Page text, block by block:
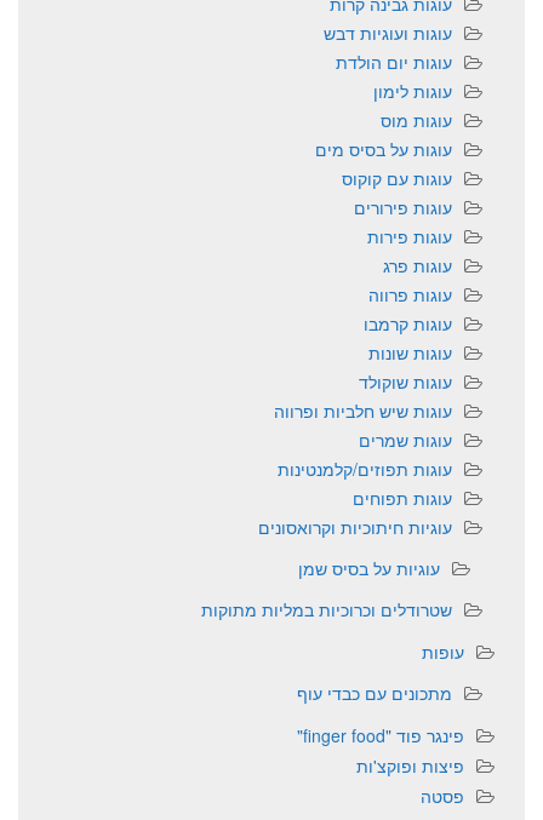
עוגות ועוגיות דבש
עוגות יום הולדת
עוגות לימון
עוגות מוס
עוגות על בסיס מים
עוגות עם קוקוס
עוגות פירורים
עוגות פירות
עוגות פרג
עוגות פרווה
עוגות קרמבו
עוגות שונות
עוגות שוקולד
עוגות שיש חלביות ופרווה
עוגות שמרים
עוגות תפוזים/קלמנטינות
עוגות תפוחים
עוגיות חיתוכיות וקרואסונים
עוגיות על בסיס שמן
שטרודלים וכרוכיות במליות מתוקות
עופות
מתכונים עם כבדי עוף
פינגר פוד "finger food"
פיצות ופוקצ'ות
פסטה